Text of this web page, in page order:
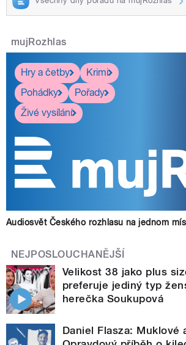
mujRozhlas
Hry a četby
Krimi
Pohádky
Pořady
Živé vysílání
Audiosvět Českého rozhlasu na jednom
NEJPOSLOUCHANĚJŠÍ
Velikost 38 jako plus
preferuje jediný typ
herečka Soukupová
Daniel Flasza: Muklové